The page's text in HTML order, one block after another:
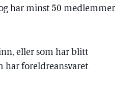
har minst 50 medlemmer
eller som har blitt
har foreldreansvaret